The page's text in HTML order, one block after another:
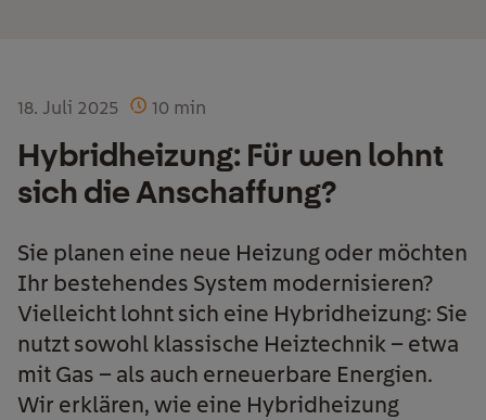
18. Juli 2025 10 min
Hybridheizung: Für wen lohnt
sich die Anschaffung?
Sie planen eine neue Heizung oder möchten
Ihr bestehendes System modernisieren?
Vielleicht lohnt sich eine Hybridheizung: Sie
nutzt sowohl klassische Heiztechnik – etwa
mit Gas – als auch erneuerbare Energien.
Wir erklären, wie eine Hybridheizung